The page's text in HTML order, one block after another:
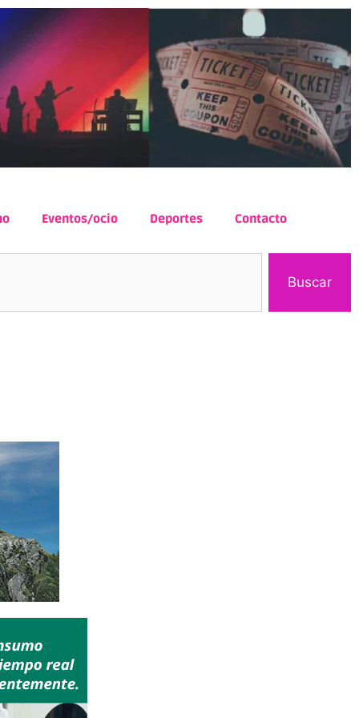
Eventos/ocio Deportes Contacto
Buscar